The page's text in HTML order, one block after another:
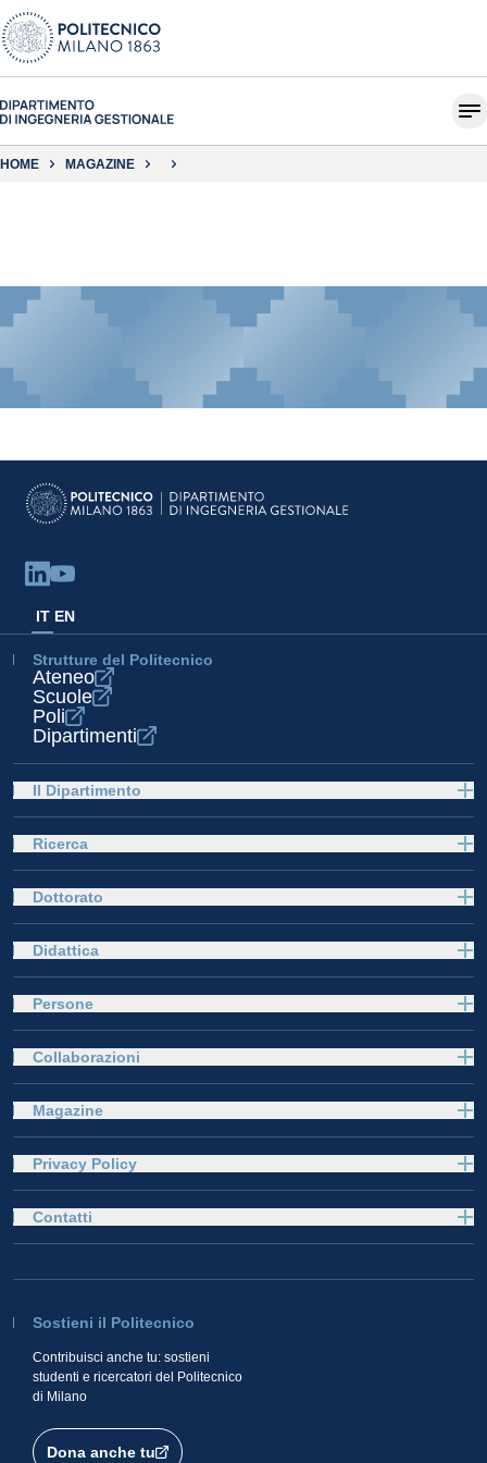
HOME MAGAZINE
IT EN
Strutture del Politecnico
Ateneo
Scuole
Poli
Dipartimenti
Il Dipartimento
Ricerca
Dottorato
Didattica
Persone
Collaborazioni
Magazine
Privacy Policy
Sostieni il Politecnico
Contribuisci anche tu: sostieni
studenti e ricercatori del Politecnico
di Milano
Dona anche tu
Contatti